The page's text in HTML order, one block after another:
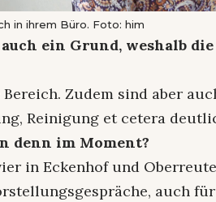
in ihrem Büro. Foto: him
ein Grund, weshalb
Zudem sind aber
Reinigung et cetera
denn im Moment?
in Eckenhof und
auch